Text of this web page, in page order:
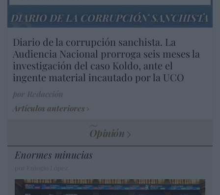
DIARIO DE LA CORRUPCIÓN SANCHISTA
Diario de la corrupción sanchista. La
Audiencia Nacional prorroga seis meses la
investigación del caso Koldo, ante el
ingente material incautado por la UCO
Artículos anteriores
Opinión
Enormes minucias